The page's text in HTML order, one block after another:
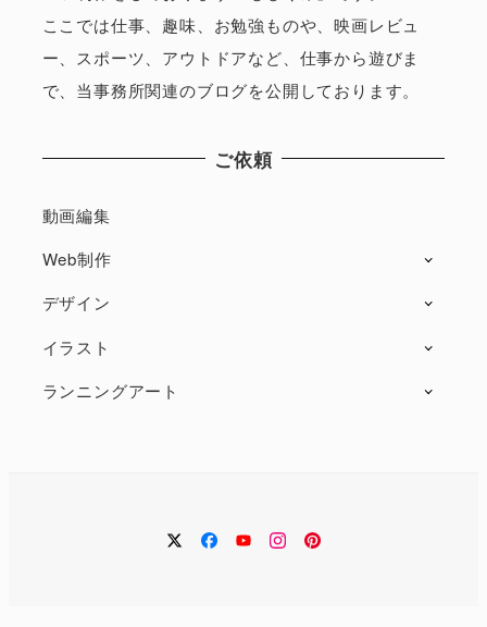
ここでは仕事、趣味、お勉強ものや、映画レビュ
ー、スポーツ、アウトドアなど、仕事から遊びま
で、当事務所関連のブログを公開しております。
ご依頼
動画編集
Web制作
デザイン
イラスト
ランニングアート
twitterfacebookYoutubeinstagram
Pintarest